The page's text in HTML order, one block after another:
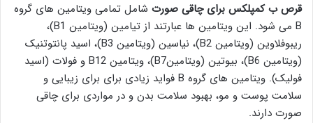
قرص ب کمپلکس برای چاقی صورت شامل تمامی ویتامین های گروه
B می شود. این ویتامین ها عبارتند از تیامین (ویتامین B1)،
ریبوفلاوین (ویتامین B2)، نیاسین (ویتامین B3)، اسید پانتوتنیک
(ویتامین B6)، بیوتین (ویتامینB7)، ویتامین B12 و فولات (اسید
فولیک). ویتامین های گروه B فواید زیادی برای برای زیبایی و
سلامت پوست و مو، بهبود سلامت بدن و در مواردی برای چاقی
صورت دارند.